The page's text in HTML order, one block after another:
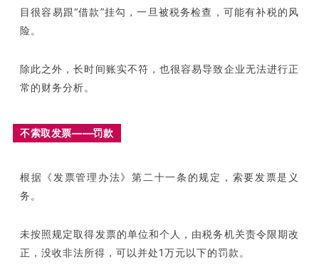
目很容易跟“借款”挂勾，一旦被税务检查，可能有补税的风
险。
除此之外，长时间账实不符，也很容易导致企业无法进行正
常的财务分析。
不索取发票——罚款
根据《发票管理办法》第二十一条的规定，索要发票是义
务。
未按照规定取得发票的单位和个人，由税务机关责令限期改
正，没收非法所得，可以并处1万元以下的罚款。